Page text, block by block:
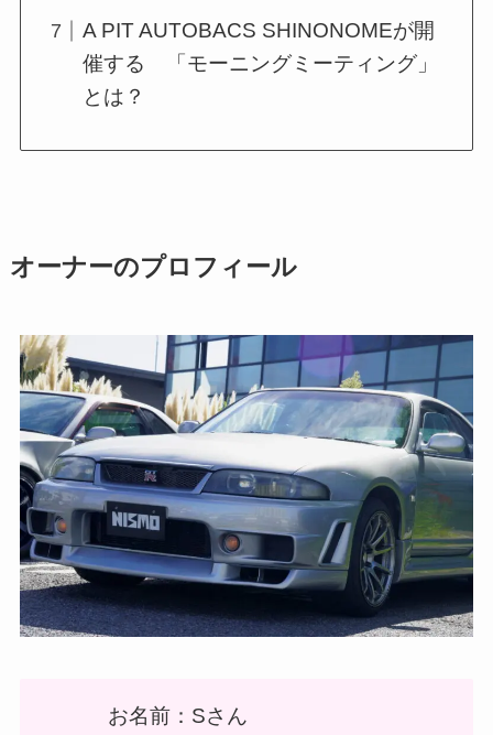
A PIT AUTOBACS SHINONOMEが開
催する 「モーニングミーティング」
とは？
オーナーのプロフィール
お名前：Sさん